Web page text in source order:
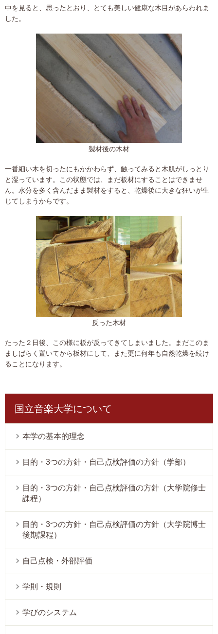
中を見ると、思ったとおり、とても美しい健康な木目があらわれま
した。
製材後の木材
一番細い木を切ったにもかかわらず、触ってみると木肌がしっとり
と湿っています。この状態では、まだ板材にすることはできませ
ん。水分を多く含んだまま製材をすると、乾燥後に大きな狂いが生
じてしまうからです。
反った木材
たった２日後、この様に板が反ってきてしまいました。まだこのま
ましばらく置いてから板材にして、また更に何年も自然乾燥を続け
ることになります。
国立音楽大学について
本学の基本的理念
目的・3つの方針・自己点検評価の方針（学部）
目的・3つの方針・自己点検評価の方針（大学院修士
課程）
目的・3つの方針・自己点検評価の方針（大学院博士
後期課程）
自己点検・外部評価
学則・規則
学びのシステム